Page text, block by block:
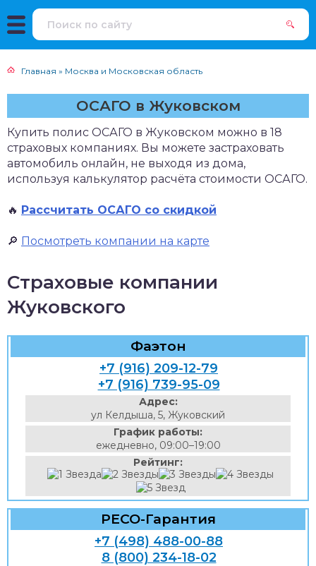
Главная » Москва и Московская область
ОСАГО в Жуковском
Купить полис ОСАГО в Жуковском можно в 18
страховых компаниях. Вы можете застраховать
автомобиль онлайн, не выходя из дома,
используя калькулятор расчёта стоимости ОСАГО.
🔥 Рассчитать ОСАГО со скидкой
🔎 Посмотреть компании на карте
Страховые компании
Жуковского
Фаэтон
+7 (916) 209-12-79
+7 (916) 739-95-09
Адрес:
ул Келдыша, 5, Жуковский
График работы:
ежедневно, 09:00–19:00
Рейтинг:
РЕСО-Гарантия
+7 (498) 488-00-88
8 (800) 234-18-02